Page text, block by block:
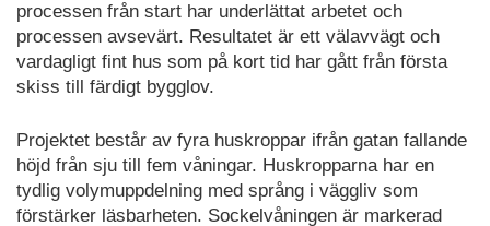
processen från start har underlättat arbetet och
processen avsevärt. Resultatet är ett välavvägt och
vardagligt fint hus som på kort tid har gått från första
skiss till färdigt bygglov.
Projektet består av fyra huskroppar ifrån gatan fallande
höjd från sju till fem våningar. Huskropparna har en
tydlig volymuppdelning med språng i väggliv som
förstärker läsbarheten. Sockelvåningen är markerad